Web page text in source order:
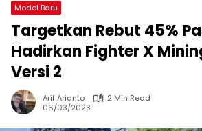
Model Baru
Targetkan Rebut 45%
Hadirkan Fighter X
Versi 2
Arif Arianto
2 Min Read
06/03/2023